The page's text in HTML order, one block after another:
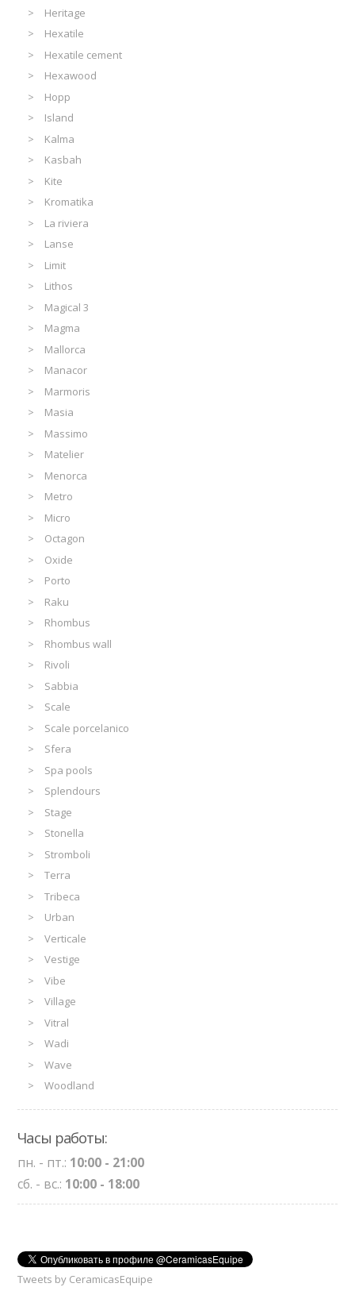
Heritage
Hexatile
Hexatile cement
Hexawood
Hopp
Island
Kalma
Kasbah
Kite
Kromatika
La riviera
Lanse
Limit
Lithos
Magical 3
Magma
Mallorca
Manacor
Marmoris
Masia
Massimo
Matelier
Menorca
Metro
Micro
Octagon
Oxide
Porto
Raku
Rhombus
Rhombus wall
Rivoli
Sabbia
Scale
Scale porcelanico
Sfera
Spa pools
Splendours
Stage
Stonella
Stromboli
Terra
Tribeca
Urban
Verticale
Vestige
Vibe
Village
Vitral
Wadi
Wave
Woodland
Часы работы:
пн. - пт.: 10:00 - 21:00
сб. - вс.: 10:00 - 18:00
Tweets by CeramicasEquipe